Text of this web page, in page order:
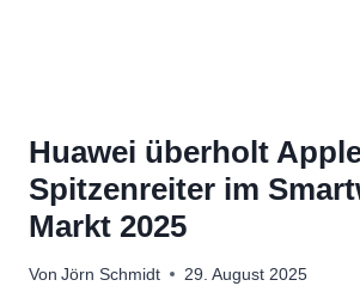
Huawei überholt
Spitzenreiter im
Markt 2025
Von Jörn Schmidt 29. August 2025